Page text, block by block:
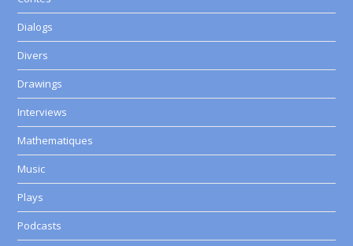
Dialogs
Divers
Drawings
Interviews
Mathematiques
Music
Plays
Podcasts